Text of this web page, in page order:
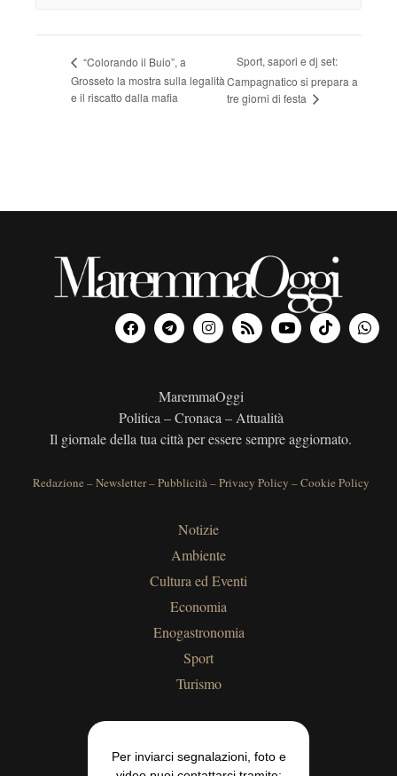
“Colorando il Buio”, a
Grosseto la mostra sulla legalità
e il riscatto dalla mafia
Sport, sapori e dj set:
Campagnatico si prepara a
tre giorni di festa
MaremmaOggi
Politica – Cronaca – Attualità
Il giornale della tua città per essere sempre aggiornato.
Redazione –Newsletter–Pubblicità–Privacy Policy –Cookie Policy
Notizie
Ambiente
Cultura ed Eventi
Economia
Enogastronomia
Sport
Turismo
Per inviarci segnalazioni, foto e